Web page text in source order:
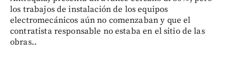
los trabajos de instalación de los equipos
electromecánicos aún no comenzaban y que el
contratista responsable no estaba en el sitio de las
obras..